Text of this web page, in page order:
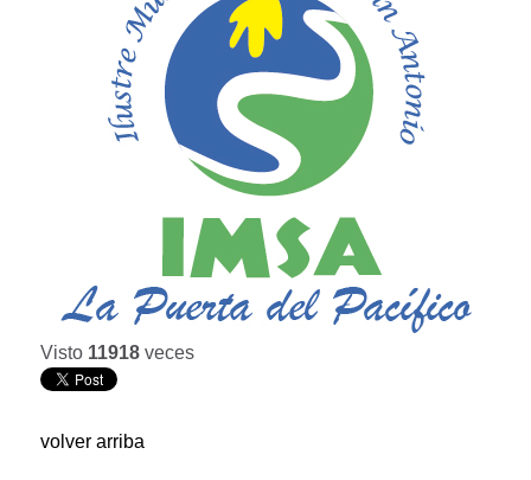
Visto 11918 veces
volver arriba